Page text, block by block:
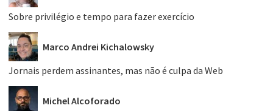
Sobre privilégio e tempo para fazer exercício
Marco Andrei Kichalowsky
Jornais perdem assinantes, mas não é culpa da Web
Michel Alcoforado